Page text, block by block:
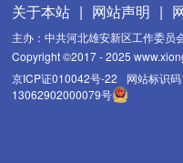
关于本站 | 网站声明 |
主办：中共河北雄安新区工作委员
Copyright ©2017 - 2025
京ICP证010042号-22
网站标识
13062902000079号